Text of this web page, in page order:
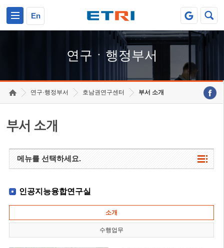
En
연구ㆍ행정부서
연구·행정부서 호남권연구센터 부서 소개
부서 소개
메뉴를 선택하세요.
인공지능융합연구실
소개
수행업무